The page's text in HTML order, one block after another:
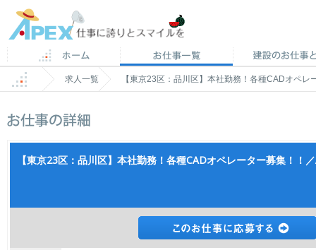
求人一覧 【東京23区：品川区】本社勤務！各種CADオペ
【東京23区：品川区】本社勤務！各種CADオペレーター募集！！